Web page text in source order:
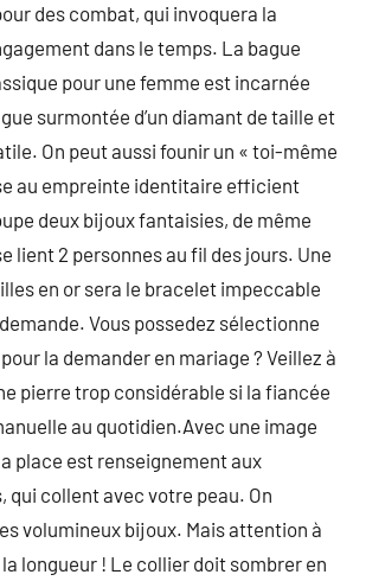
des combat, qui invoquera la
dans le temps. La bague
pour une femme est incarnée
surmontée d’un diamant de taille et
On peut aussi founir un « toi-même
au empreinte identitaire efficient
deux bijoux fantaisies, de même
lient 2 personnes au fil des jours. Une
en or sera le bracelet impeccable
Vous possedez sélectionne
la demander en mariage ? Veillez à
pierre trop considérable si la fiancée
au quotidien.Avec une image
place est renseignement aux
qui collent avec votre peau. On
volumineux bijoux. Mais attention à
la longueur ! Le collier doit sombrer en